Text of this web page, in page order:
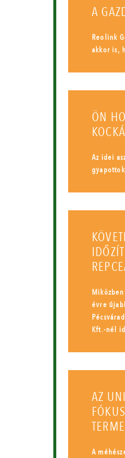
A
Reolink
akkor is,
ÖN
Az idei
évre
Kft.-nél
AZ
A